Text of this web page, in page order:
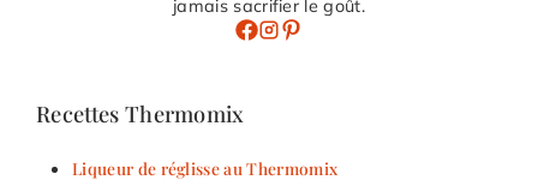
jamais sacrifier le goût.
Recettes Thermomix
Liqueur de réglisse au Thermomix